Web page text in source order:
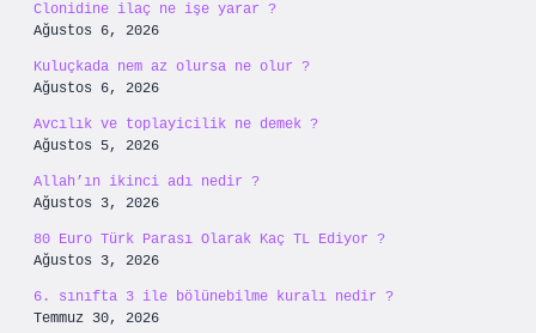
Clonidine ilaç ne işe yarar ?
Ağustos 6, 2026
Kuluçkada nem az olursa ne olur ?
Ağustos 6, 2026
Avcılık ve toplayicilik ne demek ?
Ağustos 5, 2026
Allah’ın ikinci adı nedir ?
Ağustos 3, 2026
80 Euro Türk Parası Olarak Kaç TL Ediyor ?
Ağustos 3, 2026
6. sınıfta 3 ile bölünebilme kuralı nedir ?
Temmuz 30, 2026